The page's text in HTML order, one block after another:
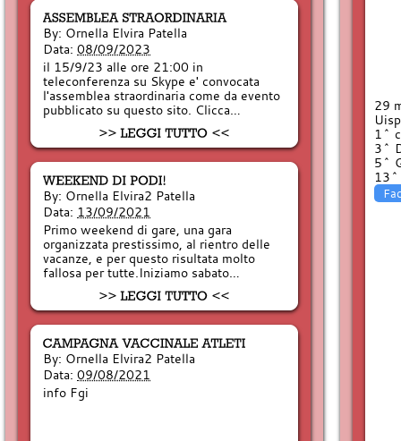
By: Ornella Elvira Patella
Data: 08/09/2023
il 15/9/23 alle ore 21:00 in
teleconferenza su Skype e' convocata
l'assemblea straordinaria come da evento
pubblicato su questo sito. Clicca…
By: Ornella Elvira2 Patella
Data: 13/09/2021
Primo weekend di gare, una gara
organizzata prestissimo, al rientro delle
vacanze, e per questo risultata molto
fallosa per tutte.Iniziamo sabato…
By: Ornella Elvira2 Patella
Data: 09/08/2021
info Fgi
29
1^
3^
5^
13^